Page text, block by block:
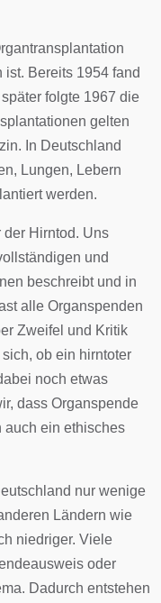
Bereits 1954 fand
folgte 1967 die
gelten
In Deutschland
Lungen, Lebern
werden.
Hirntod. Uns
und
beschreibt und in
alle Organspenden
Zweifel und Kritik
ob ein hirntoter
noch etwas
dass Organspende
auch ein ethisches
nur wenige
Ländern wie
niedriger. Viele
oder
Dadurch entstehen